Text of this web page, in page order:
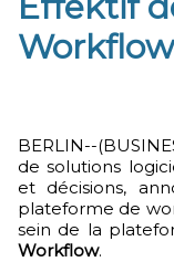
Workflow
BERLIN--
de solutions
et décisions,
plateforme de
sein de la
Workflow.